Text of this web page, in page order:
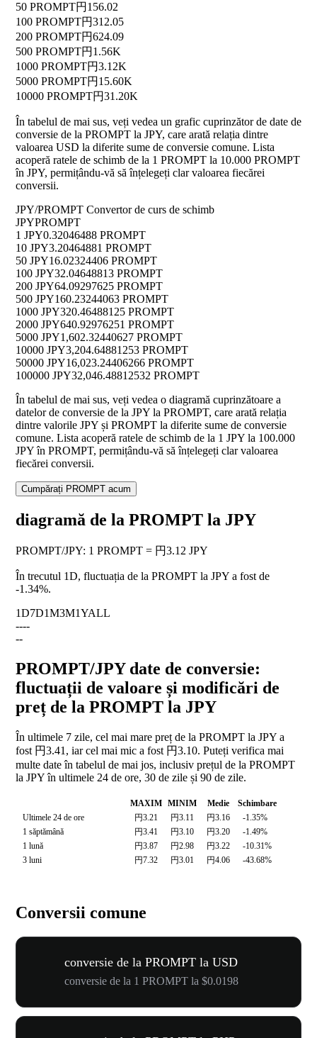
50 PROMPT円156.02
100 PROMPT円312.05
200 PROMPT円624.09
500 PROMPT円1.56K
1000 PROMPT円3.12K
5000 PROMPT円15.60K
10000 PROMPT円31.20K
În tabelul de mai sus, veți vedea un grafic cuprinzător de date de
conversie de la PROMPT la JPY, care arată relația dintre
valoarea USD la diferite sume de conversie comune. Lista
acoperă ratele de schimb de la 1 PROMPT la 10.000 PROMPT
în JPY, permițându-vă să înțelegeți clar valoarea fiecărei
conversii.
JPY/PROMPT Convertor de curs de schimb
JPYPROMPT
1 JPY0.32046488 PROMPT
10 JPY3.20464881 PROMPT
50 JPY16.02324406 PROMPT
100 JPY32.04648813 PROMPT
200 JPY64.09297625 PROMPT
500 JPY160.23244063 PROMPT
1000 JPY320.46488125 PROMPT
2000 JPY640.92976251 PROMPT
5000 JPY1,602.32440627 PROMPT
10000 JPY3,204.64881253 PROMPT
50000 JPY16,023.24406266 PROMPT
100000 JPY32,046.48812532 PROMPT
În tabelul de mai sus, veți vedea o diagramă cuprinzătoare a
datelor de conversie de la JPY la PROMPT, care arată relația
dintre valorile JPY și PROMPT la diferite sume de conversie
comune. Lista acoperă ratele de schimb de la 1 JPY la 100.000
JPY în PROMPT, permițându-vă să înțelegeți clar valoarea
fiecărei conversii.
Cumpărați PROMPT acum
diagramă de la PROMPT la JPY
PROMPT/JPY: 1 PROMPT = 円3.12 JPY
În trecutul 1D, fluctuația de la PROMPT la JPY a fost de
-1.34%.
1D7D1M3M1YALL
----
--
PROMPT/JPY date de conversie:
fluctuații de valoare și modificări de
preț de la PROMPT la JPY
În ultimele 7 zile, cel mai mare preț de la PROMPT la JPY a
fost 円3.41, iar cel mai mic a fost 円3.10. Puteți verifica mai
multe date în tabelul de mai jos, inclusiv prețul de la PROMPT
la JPY în ultimele 24 de ore, 30 de zile și 90 de zile.
MAXIM MINIM Medie
Schimbare
Ultimele 24 de ore
円3.21 円3.11 円3.16
-1.35%
1 săptămână
円3.41 円3.10 円3.20
-1.49%
1 lună
円3.87 円2.98 円3.22
-10.31%
3 luni
円7.32 円3.01 円4.06 -43.68%
Conversii comune
conversie de la PROMPT la USD
conversie de la 1 PROMPT la $0.0198